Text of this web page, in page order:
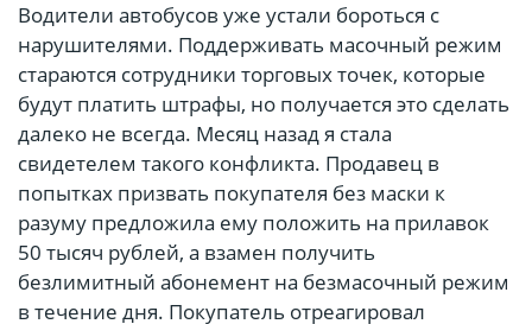
Водители автобусов уже устали бороться с
нарушителями. Поддерживать масочный режим
стараются сотрудники торговых точек, которые
будут платить штрафы, но получается это сделать
далеко не всегда. Месяц назад я стала
свидетелем такого конфликта. Продавец в
попытках призвать покупателя без маски к
разуму предложила ему положить на прилавок
50 тысяч рублей, а взамен получить
безлимитный абонемент на безмасочный режим
в течение дня. Покупатель отреагировал